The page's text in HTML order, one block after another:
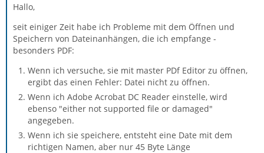
Hallo,
seit einiger Zeit habe ich Probleme mit dem Öffnen und
Speichern von Dateinanhängen, die ich empfange -
besonders PDF:
Wenn ich versuche, sie mit master PDf Editor zu öffnen,
ergibt das einen Fehler: Datei nicht zu öffnen.
Wenn ich Adobe Acrobat DC Reader einstelle, wird
ebenso "either not supported file or damaged"
angegeben.
Wenn ich sie speichere, entsteht eine Date mit dem
richtigen Namen, aber nur 45 Byte Länge